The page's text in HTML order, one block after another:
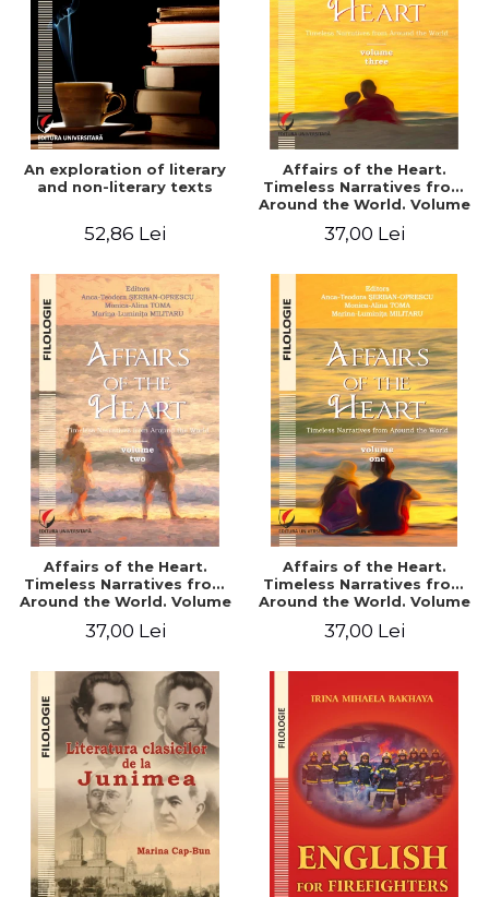
An exploration of literary
and non-literary texts
52,86 Lei
Affairs of the Heart.
Timeless Narratives from
Around the World. Volume
37,00 Lei
Affairs of the Heart.
Timeless Narratives from
Around the World. Volume
37,00 Lei
Affairs of the Heart.
Timeless Narratives from
Around the World. Volume
37,00 Lei